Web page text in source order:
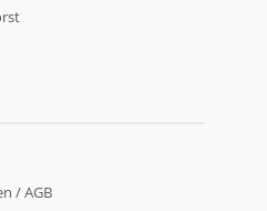
/ AGB